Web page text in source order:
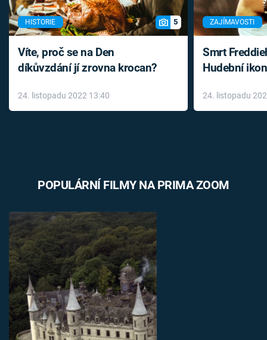
HISTORIE 5
Víte, proč se na Den
díkůvzdání jí zrovna krocan?
24. listopadu 2022 13:40
ZAJÍMAVOSTI
Smrt
Hudební
léky
24. listopadu
POPULÁRNÍ FILMY NA PRIMA ZOOM